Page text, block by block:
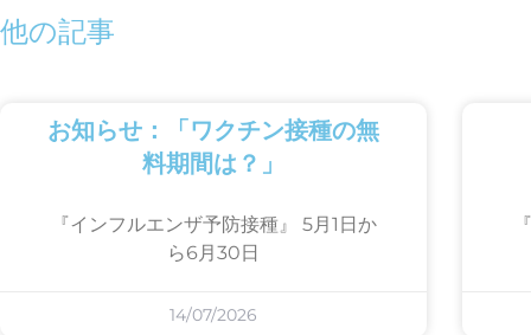
他の記事
お知らせ：「ワクチン接種の無
料期間は？」
『インフルエンザ予防接種』 5月1日か
ら6月30日
14/07/2026